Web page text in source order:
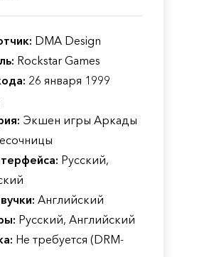
DMA Design
Rockstar Games
26 января 1999
Экшен игры Аркады
Русский,
Английский
Русский, Английский
Не требуется (DRM-